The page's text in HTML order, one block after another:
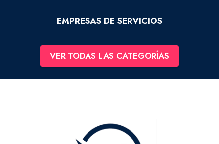
EMPRESAS DE SERVICIOS
VER TODAS LAS CATEGORÍAS